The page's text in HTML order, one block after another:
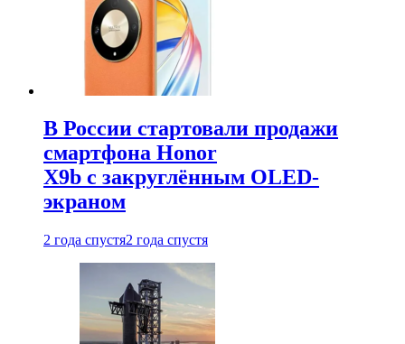
В России стартовали продажи
смартфона Honor
X9b с закруглённым OLED-
экраном
2 года спустя2 года спустя